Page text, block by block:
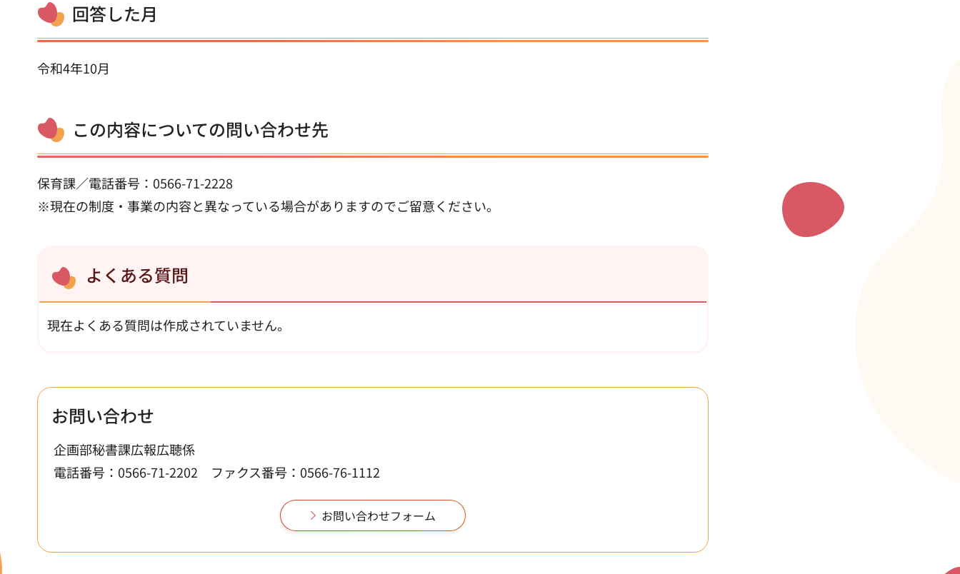
回答した月
令和4年10月
この内容についての問い合わせ先
保育課／電話番号：0566-71-2228
※現在の制度・事業の内容と異なっている場合がありますのでご留意ください。
よくある質問
現在よくある質問は作成されていません。
お問い合わせ
企画部秘書課広報広聴係
電話番号：0566-71-2202
ファクス番号：0566-76-1112